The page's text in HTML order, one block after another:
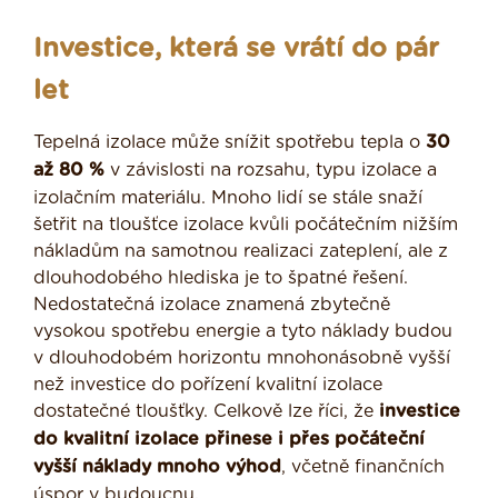
Investice, která se vrátí do pár
let
Tepelná izolace může snížit spotřebu tepla o 30
až 80 % v závislosti na rozsahu, typu izolace a
izolačním materiálu. Mnoho lidí se stále snaží
šetřit na tloušťce izolace kvůli počátečním nižším
nákladům na samotnou realizaci zateplení, ale z
dlouhodobého hlediska je to špatné řešení.
Nedostatečná izolace znamená zbytečně
vysokou spotřebu energie a tyto náklady budou
v dlouhodobém horizontu mnohonásobně vyšší
než investice do pořízení kvalitní izolace
dostatečné tloušťky. Celkově lze říci, že investice
do kvalitní izolace přinese i přes počáteční
vyšší náklady mnoho výhod , včetně finančních